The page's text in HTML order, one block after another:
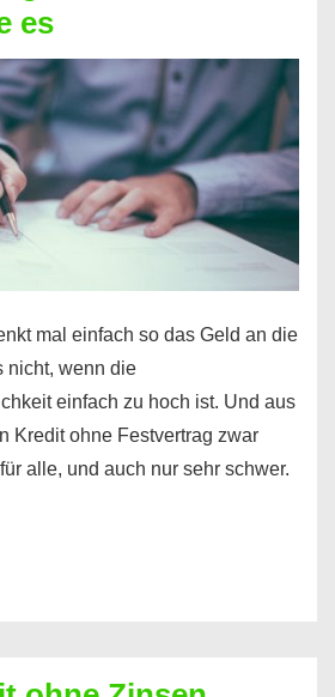
es
mal einfach so das Geld an die
nicht, wenn die
einfach zu hoch ist. Und aus
Kredit ohne Festvertrag zwar
alle, und auch nur sehr schwer.